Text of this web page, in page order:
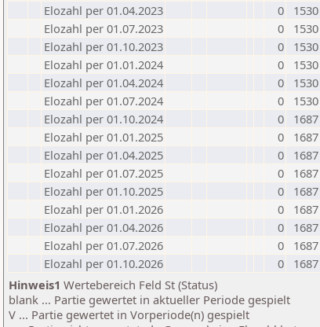
Elozahl per 01.04.2023
0
1530
Elozahl per 01.07.2023
0
1530
Elozahl per 01.10.2023
0
1530
Elozahl per 01.01.2024
0
1530
Elozahl per 01.04.2024
0
1530
Elozahl per 01.07.2024
0
1530
Elozahl per 01.10.2024
0
1687
Elozahl per 01.01.2025
0
1687
Elozahl per 01.04.2025
0
1687
Elozahl per 01.07.2025
0
1687
Elozahl per 01.10.2025
0
1687
Elozahl per 01.01.2026
0
1687
Elozahl per 01.04.2026
0
1687
Elozahl per 01.07.2026
0
1687
Elozahl per 01.10.2026
0
1687
Hinweis1 Wertebereich Feld St (Status)
blank ... Partie gewertet in aktueller Periode gespielt
V ... Partie gewertet in Vorperiode(n) gespielt